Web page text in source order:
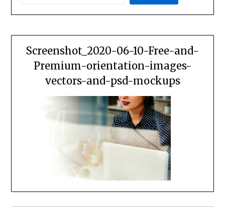
Screenshot_2020-06-10-Free-and-
Premium-orientation-images-
vectors-and-psd-mockups